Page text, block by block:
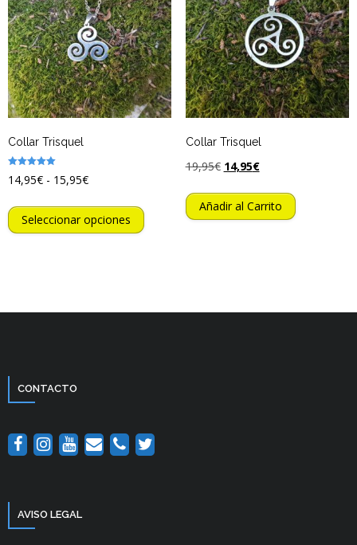
Collar Trisquel
con
14,95€ - 15,95€
Seleccionar opciones
Collar Trisquel
19,95€ 14,95€
Añadir al Carrito
CONTACTO
AVISO LEGAL